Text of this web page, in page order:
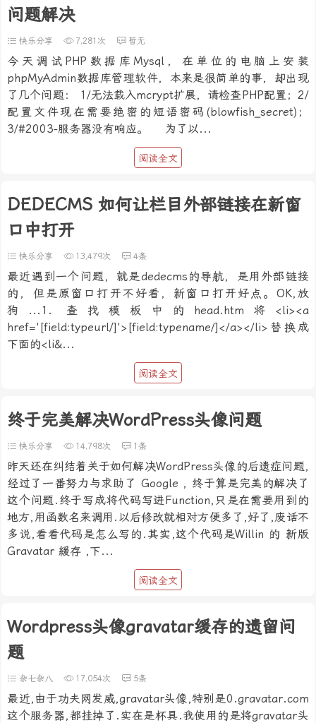
问题解决
快乐分享 7,281次 暂无
今天调试PHP数据库Mysql，在单位的电脑上安装
phpMyAdmin数据库管理软件，本来是很简单的事，却出现
了几个问题： 1/无法载入mcrypt扩展，请检查PHP配置；2/
配置文件现在需要绝密的短语密码(blowfish_secret)；
3/#2003-服务器没有响应。 为了以...
阅读全文
DEDECMS 如何让栏目外部链接在新窗
口中打开
快乐分享 13,479次 4条
最近遇到一个问题，就是dedecms的导航，是用外部链接
的，但是原窗口打开不好看，新窗口打开好点。OK,放
狗...1. 查找模板中的head.htm将<li><a
href='[field:typeurl/]'>[field:typename/]</a></li>替换成
下面的<li&...
阅读全文
终于完美解决WordPress头像问题
快乐分享 14,798次 1条
昨天还在纠结着关于如何解决WordPress头像的后遗症问题,
经过了一番努力与求助了 Google , 终于算是完美的解决了
这个问题.终于写成将代码写进Function,只是在需要用到的
地方,用函数名来调用.以后修改就相对方便多了,好了,废话不
多说,看看代码是怎么写的.其实,这个代码是Willin 的 新版
Gravatar 緩存 ,下...
阅读全文
Wordpress头像gravatar缓存的遗留问
题
杂七杂八 17,054次 5条
最近,由于功夫网发威,gravatar头像,特别是0.gravatar.com
这个服务器,都挂掉了.实在是杯具.我使用的是将gravatar头